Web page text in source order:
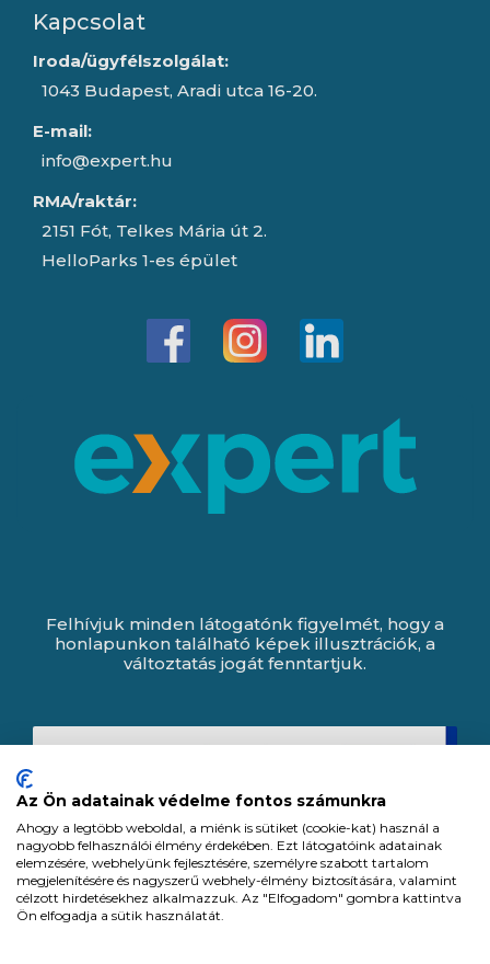
Kapcsolat
Iroda/ügyfélszolgálat:
1043 Budapest, Aradi utca 16-20.
E-mail:
info@expert.hu
RMA/raktár:
2151 Fót, Telkes Mária út 2.
HelloParks 1-es épület
Felhívjuk minden látogatónk figyelmét, hogy a
honlapunkon található képek illusztrációk, a
változtatás jogát fenntartjuk.
Az Ön adatainak védelme fontos számunkra
Ahogy a legtöbb weboldal, a miénk is sütiket (cookie-kat) használ a
nagyobb felhasználói élmény érdekében. Ezt látogatóink adatainak
elemzésére, webhelyünk fejlesztésére, személyre szabott tartalom
megjelenítésére és nagyszerű webhely-élmény biztosítására, valamint
célzott hirdetésekhez alkalmazzuk. Az "Elfogadom" gombra kattintva
Ön elfogadja a sütik használatát.